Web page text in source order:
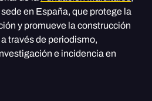
en España, que protege la
y promueve la construcción
través de periodismo,
e incidencia en